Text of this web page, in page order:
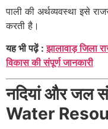
पाली की अर्थव्यवस्था इसे
करती है।
यह भी पढ़ें :झालावाड़ जिला
विकास की संपूर्ण जानकारी
नदियां और जल
Water